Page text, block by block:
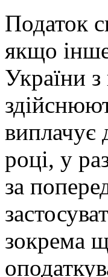
Податок
якщо
України з
виплачує
році, у
за
зокрема